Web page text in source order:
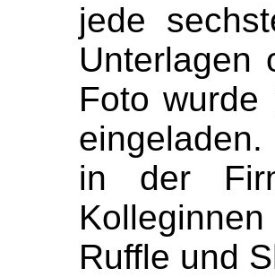
jede
Unterlagen
Foto wurde
in der
Ruffle und